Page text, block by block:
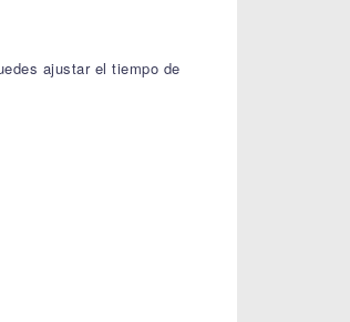
ajustar el tiempo de